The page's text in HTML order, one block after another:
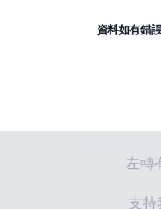
資料如有錯
左轉
支持